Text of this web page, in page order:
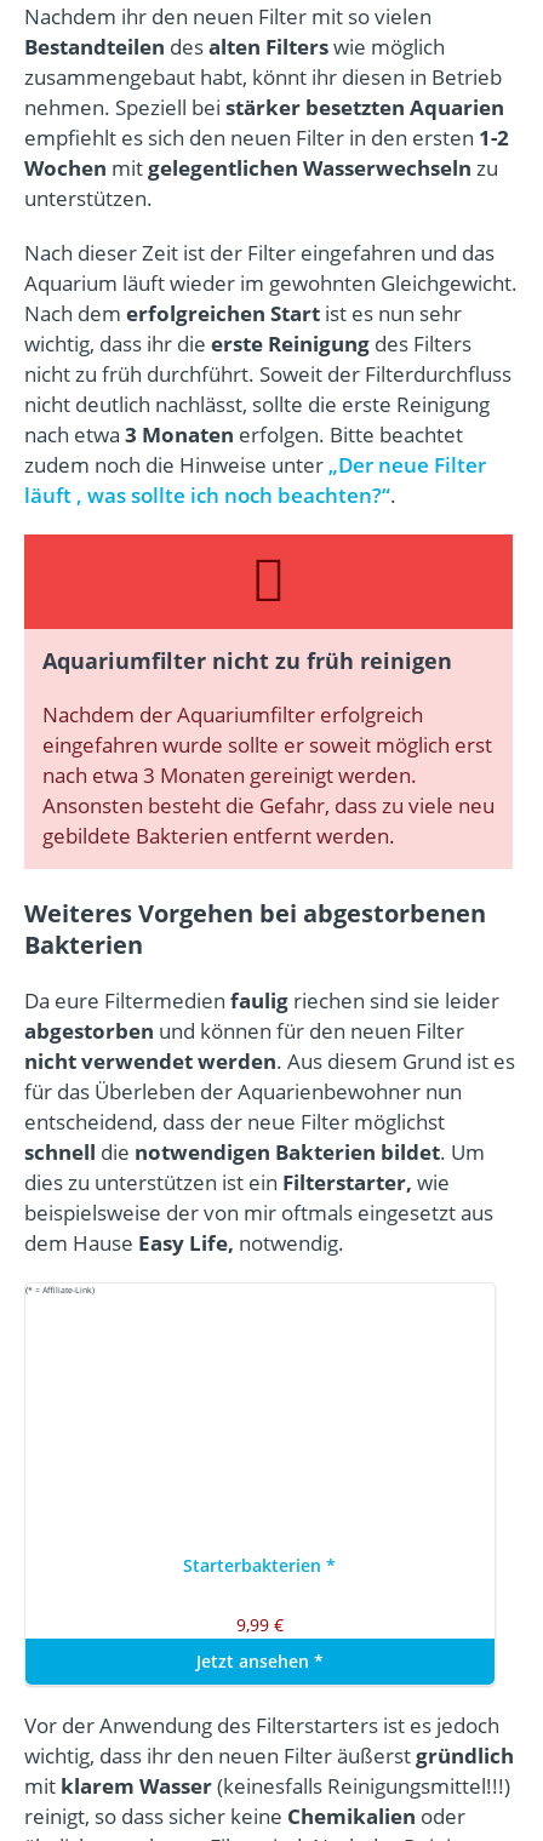
Nachdem ihr den neuen Filter mit so vielen
Bestandteilen desalten Filterswie möglich
zusammengebaut habt, könnt ihr diesen in Betrieb
nehmen. Speziell bei stärker besetzten Aquarien
empfiehlt es sich den neuen Filter in den ersten 1-2
Wochen mitgelegentlichen Wasserwechseln zu
unterstützen.
Nach dieser Zeit ist der Filter eingefahren und das
Aquarium läuft wieder im gewohnten Gleichgewicht.
Nach dem erfolgreichen Start ist es nun sehr
wichtig, dass ihr die erste Reinigung des Filters
nicht zu früh durchführt. Soweit der Filterdurchfluss
nicht deutlich nachlässt, sollte die erste Reinigung
nach etwa 3 Monaten erfolgen. Bitte beachtet
zudem noch die Hinweise unter „Der neue Filter
läuft , was sollte ich noch beachten?“.
Aquariumfilter nicht zu früh reinigen
Nachdem der Aquariumfilter erfolgreich
eingefahren wurde sollte er soweit möglich erst
nach etwa 3 Monaten gereinigt werden.
Ansonsten besteht die Gefahr, dass zu viele neu
gebildete Bakterien entfernt werden.
Weiteres Vorgehen bei abgestorbenen
Bakterien
Da eure Filtermedien faulig riechen sind sie leider
abgestorben und können für den neuen Filter
nicht verwendet werden. Aus diesem Grund ist es
für das Überleben der Aquarienbewohner nun
entscheidend, dass der neue Filter möglichst
schnell die notwendigen Bakterien bildet. Um
dies zu unterstützen ist ein Filterstarter, wie
beispielsweise der von mir oftmals eingesetzt aus
dem Hause Easy Life, notwendig.
(* = Affiliate-Link)
Starterbakterien*
9,99 €
Jetzt ansehen *
Vor der Anwendung des Filterstarters ist es jedoch
wichtig, dass ihr den neuen Filter äußerstgründlich
mit klarem Wasser(keinesfalls Reinigungsmittel!!!)
reinigt, so dass sicher keine Chemikalien oder